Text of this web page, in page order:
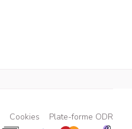
Cookies Plate-forme ODR